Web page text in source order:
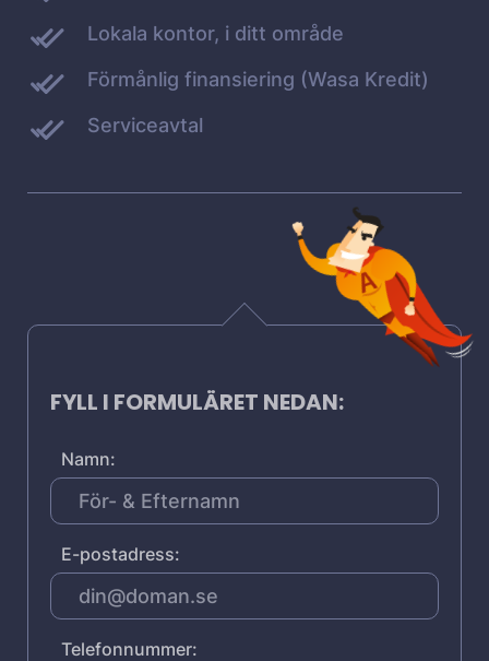
Lokala kontor, i ditt område
Förmånlig finansiering (Wasa Kredit)
Serviceavtal
FYLL I FORMULÄRET NEDAN:
Namn:
E-postadress:
Telefonnummer: